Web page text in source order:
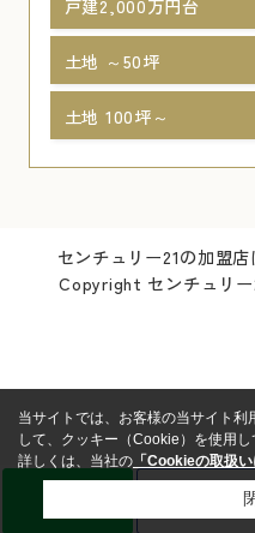
戸建2,000万円台
土地 ～50坪
土地 100坪～
センチュリー21の加盟
Copyright センチュリ
当サイトでは、お客様の当サイト利
して、クッキー（Cookie）を使用し
詳しくは、当社の 「Cookieの取扱い